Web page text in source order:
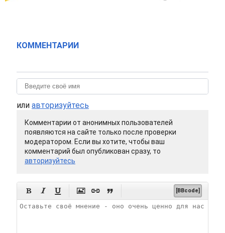
КОММЕНТАРИИ
или авторизуйтесь
Комментарии от анонимных пользователей
появляются на сайте только после проверки
модератором. Если вы хотите, чтобы ваш
комментарий был опубликован сразу, то
авторизуйтесь
      [BBcode]